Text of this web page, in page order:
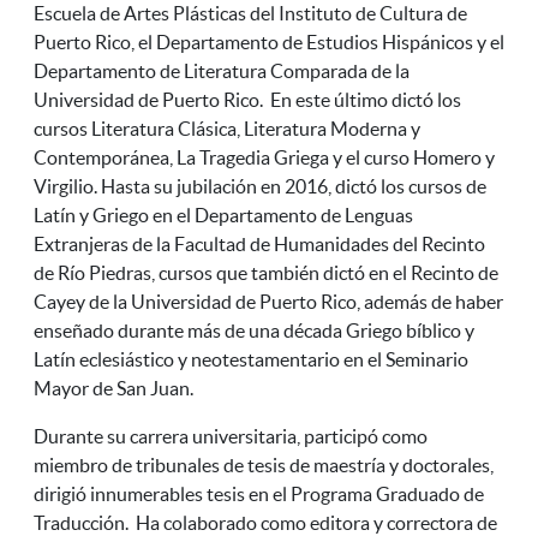
Escuela de Artes Plásticas del Instituto de Cultura de
Puerto Rico, el Departamento de Estudios Hispánicos y el
Departamento de Literatura Comparada de la
Universidad de Puerto Rico. En este último dictó los
cursos Literatura Clásica, Literatura Moderna y
Contemporánea, La Tragedia Griega y el curso Homero y
Virgilio. Hasta su jubilación en 2016, dictó los cursos de
Latín y Griego en el Departamento de Lenguas
Extranjeras de la Facultad de Humanidades del Recinto
de Río Piedras, cursos que también dictó en el Recinto de
Cayey de la Universidad de Puerto Rico, además de haber
enseñado durante más de una décadaGriego bíblicoy
Latín eclesiástico y neotestamentario en el Seminario
Mayor de San Juan.
Durante su carrera universitaria, participó como
miembro de tribunales de tesis de maestría y doctorales,
dirigió innumerables tesis en el Programa Graduado de
Traducción. Ha colaborado como editora y correctora de